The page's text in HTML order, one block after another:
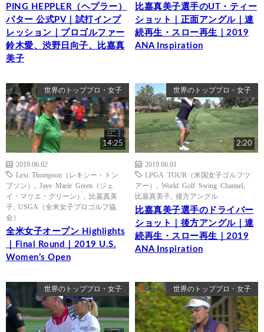
PING HEPPLER（ヘプラー）
パター 公式PV｜試打インプ
レッション｜プロゴルファー
鈴木愛、渋野日向子、比嘉真
美子
比嘉真美子選手のUT・ティー
ショット｜正面アングル｜連
続再生・スロー再生｜2019
ANA Inspiration
世界のトッププロ・女子
14:25
2019.06.02
Lexi Thompson（レキシー・トン
プソン）
Jaye Marie Green（ジェ
イ・マリエ・グリーン）
比嘉真美
子
USGA（全米女子プロゴルフ協
会）
全米女子オープン Highlights
｜Final Round｜2019 U.S.
Women’s Open
世界のトッププロ・女子
2:20
2019.06.01
LPGA TOUR（米国女子ゴルフツ
アー）
World Golf Swing Channel
比嘉真美子
後方アングル
比嘉真美子選手のドライバー
ショット｜後方アングル｜連
続再生・スロー再生｜2019
ANA Inspiration
世界のトッププロ・女子 世界のトッププロ・女子